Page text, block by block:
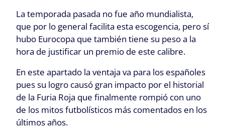
La temporada pasada no fue año mundialista,
que por lo general facilita esta escogencia, pero sí
hubo Eurocopa que también tiene su peso a la
hora de justificar un premio de este calibre.
En este apartado la ventaja va para los españoles
pues su logro causó gran impacto por el historial
de la Furia Roja que finalmente rompió con uno
de los mitos futbolísticos más comentados en los
últimos años.